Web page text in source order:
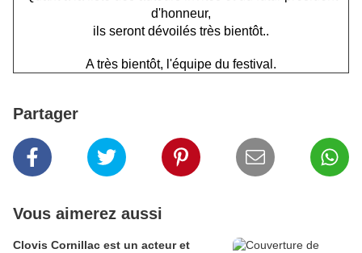
d'honneur,
ils seront dévoilés très bientôt..
A très bientôt, l'équipe du festival.
Partager
Vous aimerez aussi
Clovis Cornillac est un acteur et